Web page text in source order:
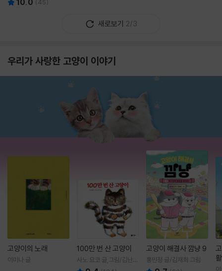
10.0 (45)
새로보기 2/3
우리가 사랑한 고양이 이야기
고양이의 노래
이미나 글
100만 번 산 고양이
사노 요코 글,그림/김난주
역
고양이 해결사 깜냥 9
홍민정 글/김재희 그림